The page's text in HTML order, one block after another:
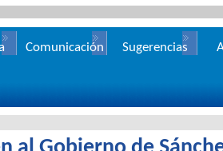
Comunicación Sugerencias